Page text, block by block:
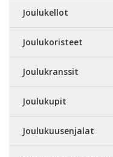
Joulukellot
Joulukoristeet
Joulukranssit
Joulukupit
Joulukuusenjalat